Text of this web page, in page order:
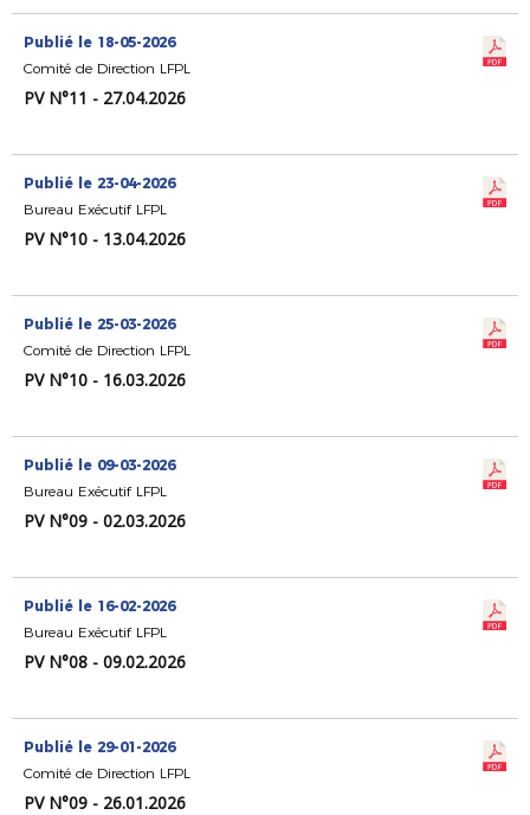
Publié le 18-05-2026
Comité de Direction LFPL
PV N°11 - 27.04.2026
Publié le 23-04-2026
Bureau Exécutif LFPL
PV N°10 - 13.04.2026
Publié le 25-03-2026
Comité de Direction LFPL
PV N°10 - 16.03.2026
Publié le 09-03-2026
Bureau Exécutif LFPL
PV N°09 - 02.03.2026
Publié le 16-02-2026
Bureau Exécutif LFPL
PV N°08 - 09.02.2026
Publié le 29-01-2026
Comité de Direction LFPL
PV N°09 - 26.01.2026